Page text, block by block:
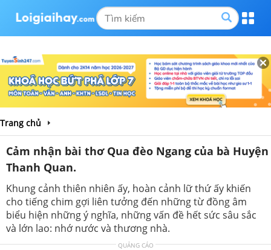
Trang chủ
Cảm nhận bài thơ Qua đèo Ngang của bà Huyện
Thanh Quan.
Khung cảnh thiên nhiên ấy, hoàn cảnh lữ thứ ấy khiến
cho tiếng chim gợi liên tưởng đến những từ đồng âm
biểu hiện những ý nghĩa, những vấn đề hết sức sâu sắc
và lớn lao: nhớ nước và thương nhà.
QUẢNG CÁO